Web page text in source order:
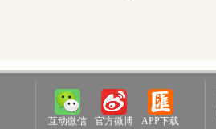
互动微信 官方微博 APP下载